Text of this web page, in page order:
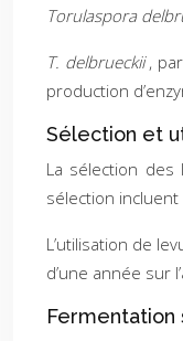
Torulaspora
T. delbrueckii,
production
Sélection et
La sélection
sélection
L’utilisation de
d’une année sur